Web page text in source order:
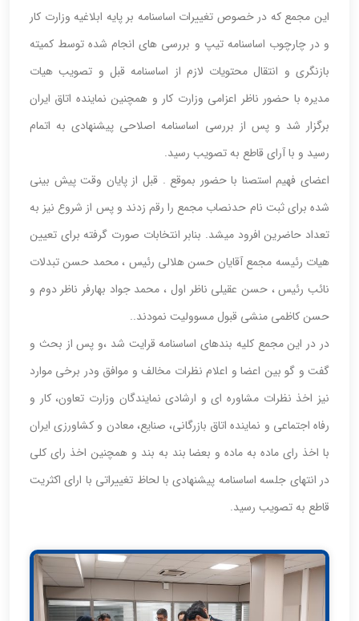
این مجمع که در خصوص تغییرات اساسنامه بر پایه ابلاغیه وزارت کار
و در چارچوب اساسنامه تیپ و بررسی های انجام شده توسط کمیته
بازنگری و انتقال محتویات لازم از اساسنامه قبل و تصویب هیات
مدیره با حضور ناظر اعزامی وزارت کار و همچنین نماینده اتاق ایران
برگزار شد و پس از بررسی اساسنامه اصلاحی پیشنهادی به اتمام
رسید و با آرای قاطع به تصویب رسید.
اعضای فهیم استصنا با حضور بموقع . قبل از پایان وقت پیش بینی
شده برای ثبت نام حدنصاب مجمع را رقم زدند و پس از شروع نیز به
تعداد حاضرین افرود میشد. بنابر انتخابات صورت گرفته برای تعیین
هیات رئیسه مجمع آقایان حسن هلالی رئیس ، محمد حسن تبدلات
نائب رئیس ، حسن عقیلی ناظر اول ، محمد جواد بهارفر ناظر دوم و
حسن کاظمی منشی قبول مسوولیت نمودند..
در در این مجمع کلیه بندهای اساسنامه قرایت شد ،و پس از بحث و
گفت و گو بین اعضا و اعلام نظرات مخالف و موافق ودر برخی موارد
نیز اخذ نظرات مشاوره ای و ارشادی نمایندگان وزارت تعاون، کار و
رفاه اجتماعی و نماینده اتاق بازرگانی، صنایع، معادن و کشاورزی ایران
با اخذ رای ماده به ماده و بعضا بند به بند و همچنین اخذ رای کلی
در انتهای جلسه اساسنامه پیشنهادی با لحاظ تغییراتی با ارای اکثریت
قاطع به تصویب رسید.